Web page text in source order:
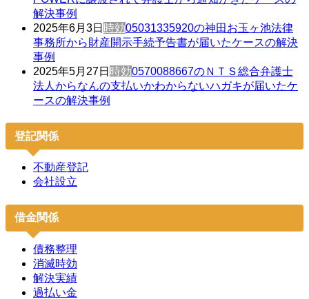
解決事例
2025年6月3日 時効05031335920の神田お玉ヶ池法律
事務所から財産開示手続予告書が届いたケースの解決
事例
2025年5月27日 時効0570088667のＮＴＳ総合弁護士
法人からなんの支払いかわからないハガキが届いたケ
ースの解決事例
登記関係
不動産登記
会社設立
借金関係
債務整理
消滅時効
解決実績
過払い金